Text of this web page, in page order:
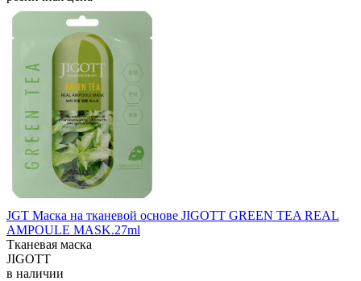
JGT Маска на тканевой основе JIGOTT GREEN TEA REAL
AMPOULE MASK.27ml
Тканевая маска
JIGOTT
в наличии